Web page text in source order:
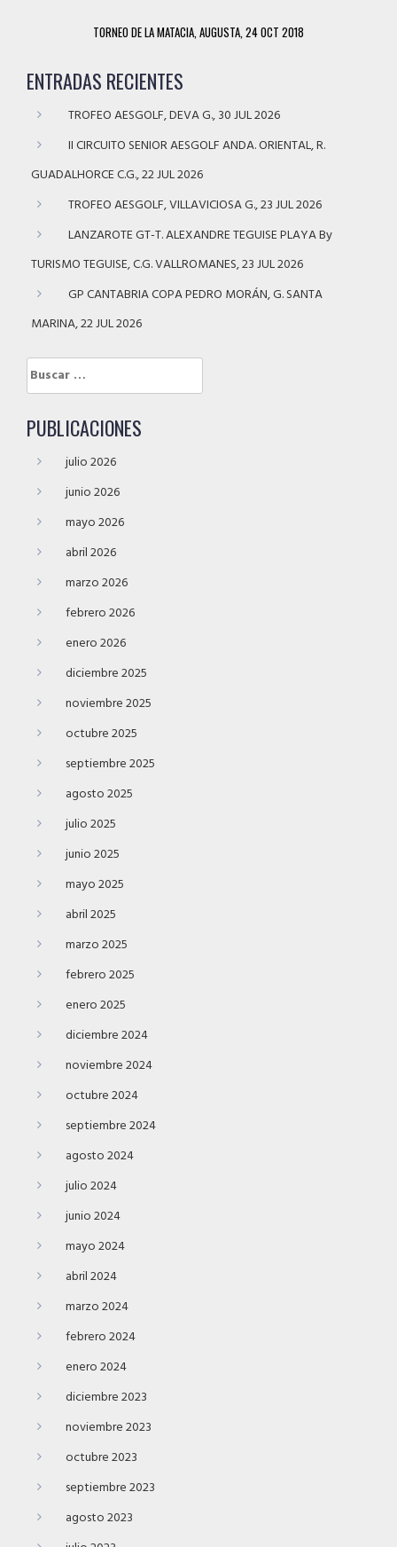
TORNEO DE LA MATACIA, AUGUSTA, 24 OCT 2018
ENTRADAS RECIENTES
TROFEO AESGOLF, DEVA G., 30 JUL 2026
II CIRCUITO SENIOR AESGOLF ANDA. ORIENTAL, R.
GUADALHORCE C.G., 22 JUL 2026
TROFEO AESGOLF, VILLAVICIOSA G., 23 JUL 2026
LANZAROTE GT-T. ALEXANDRE TEGUISE PLAYA By
TURISMO TEGUISE, C.G. VALLROMANES, 23 JUL 2026
GP CANTABRIA COPA PEDRO MORÁN, G. SANTA
MARINA, 22 JUL 2026
Buscar:
PUBLICACIONES
julio 2026
junio 2026
mayo 2026
abril 2026
marzo 2026
febrero 2026
enero 2026
diciembre 2025
noviembre 2025
octubre 2025
septiembre 2025
agosto 2025
julio 2025
junio 2025
mayo 2025
abril 2025
marzo 2025
febrero 2025
enero 2025
diciembre 2024
noviembre 2024
octubre 2024
septiembre 2024
agosto 2024
julio 2024
junio 2024
mayo 2024
abril 2024
marzo 2024
febrero 2024
enero 2024
diciembre 2023
noviembre 2023
octubre 2023
septiembre 2023
agosto 2023